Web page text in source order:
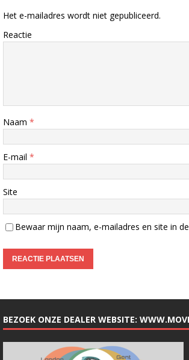
Het e-mailadres wordt niet gepubliceerd.
Reactie
Naam *
E-mail *
Site
Bewaar mijn naam, e-mailadres en site in
BEZOEK ONZE DEALER WEBSITE: